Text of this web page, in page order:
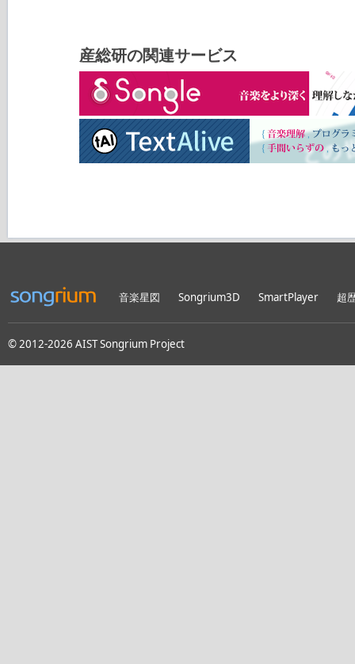
産総研の関連サービス
音楽星図 Songrium3D SmartPlayer 超
© 2012-2026 AIST Songrium Project